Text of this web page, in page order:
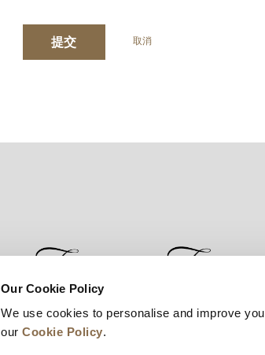
Our Cookie Policy
We use cookies to personalise and improve
ourCookie Policy.
提交 取消
业务拓展 工作机会